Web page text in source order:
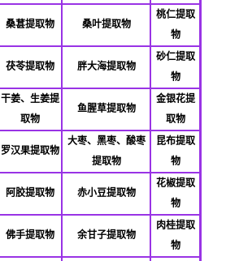
桑葚提取物 桑叶提取物
桃仁提取
物
茯苓提取物 胖大海提取物
砂仁提取
物
干姜、生姜提
取物
鱼腥草提取物
金银花提
取物
罗汉果提取物
大枣、黑枣、酸枣
提取物
昆布提取
物
阿胶提取物 赤小豆提取物
花椒提取
物
佛手提取物 余甘子提取物
肉桂提取
物